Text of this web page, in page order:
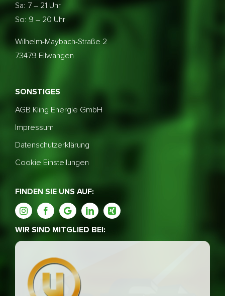
Sa: 7 – 21 Uhr
So: 9 – 20 Uhr
Wilhelm-Maybach-Straße 2
73479 Ellwangen
SONSTIGES
AGB Kling Energie GmbH
Impressum
Datenschutzerklärung
Cookie Einstellungen
FINDEN SIE UNS AUF:
WIR SIND MITGLIED BEI: